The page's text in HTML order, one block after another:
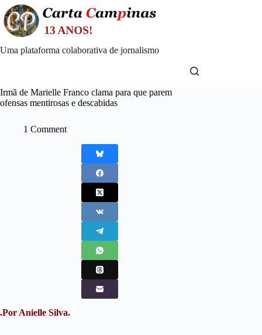
Skip
to
content
Uma plataforma colaborativa de jornalismo
Irmã de Marielle Franco clama para que parem
ofensas mentirosas e descabidas
1 Comment
.Por Anielle Silva.